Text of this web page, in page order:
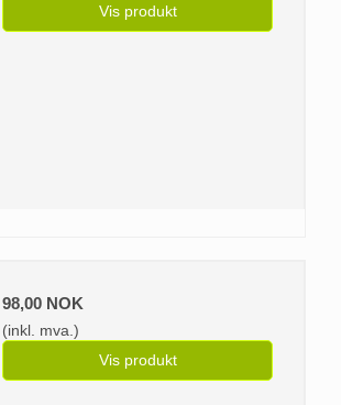
Vis produkt
98,00 NOK
(inkl. mva.)
Vis produkt